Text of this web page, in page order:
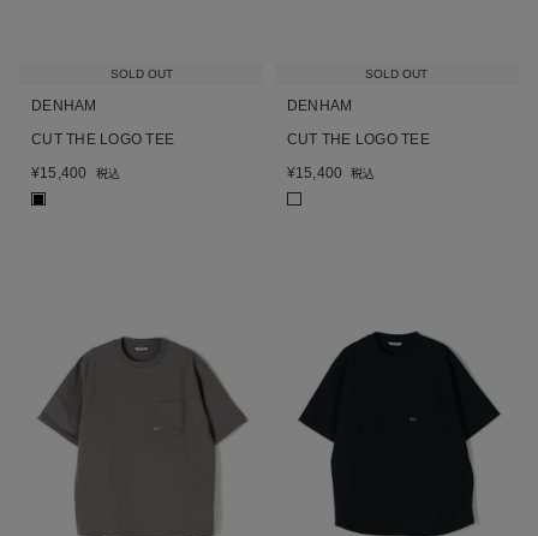
SOLD OUT
DENHAM
CUT THE LOGO TEE
¥15,400 税込
SOLD OUT
DENHAM
CUT THE LOGO TEE
¥15,400 税込